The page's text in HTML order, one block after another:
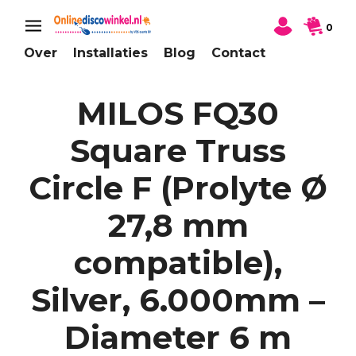
Over Installaties Blog Contact
0
MILOS FQ30
Square Truss
Circle F (Prolyte Ø
27,8 mm
compatible),
Silver, 6.000mm –
Diameter 6 m